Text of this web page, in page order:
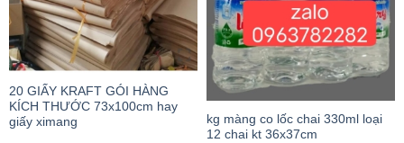
20 GIẤY KRAFT GÓI HÀNG
KÍCH THƯỚC 73x100cm hay
giấy ximang
kg màng co lốc chai 330ml loại
12 chai kt 36x37cm